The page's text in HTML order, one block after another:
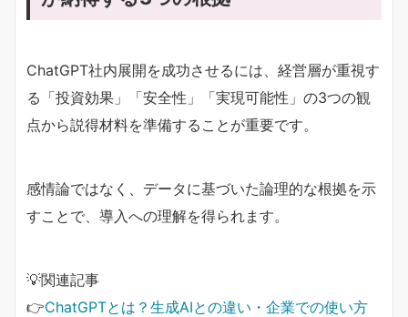
ChatGPT社内展開を成功させるには、経営層が重視す
る「投資効果」「安全性」「実現可能性」の3つの観
点から説得材料を準備することが重要です。
感情論ではなく、データに基づいた論理的な根拠を示
すことで、導入への理解を得られます。
💡関連記事
👉ChatGPTとは？生成AIとの違い・企業での使い方